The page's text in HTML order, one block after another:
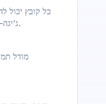
ג'יגה-בייט. העלה 50 קבצים בו זמנית.
מודל